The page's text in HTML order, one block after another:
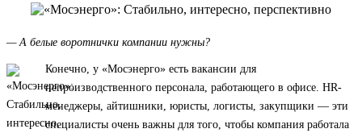
— А белые воротнички компании нужны?
Конечно, у «Мосэнерго» есть вакансии для
непроизводственного персонала, работающего в офисе. HR-
менеджеры, айтишники, юристы, логисты, закупщики — эти
специалисты очень важны для того, чтобы компания работала